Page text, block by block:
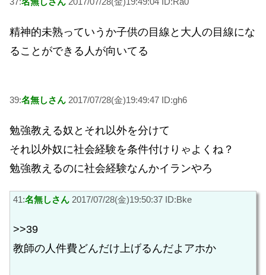
精神的未熟っていうか子供の目線と大人の目線にな
ることができる人が向いてる
39:名無しさん 2017/07/28(金)19:49:47 ID:gh6
勉強教える奴とそれ以外を分けて
それ以外奴に社会経験を条件付けりゃよくね？
勉強教えるのに社会経験なんかイランやろ
41:名無しさん 2017/07/28(金)19:50:37 ID:Bke
>>39
教師の人件費どんだけ上げるんだよアホか